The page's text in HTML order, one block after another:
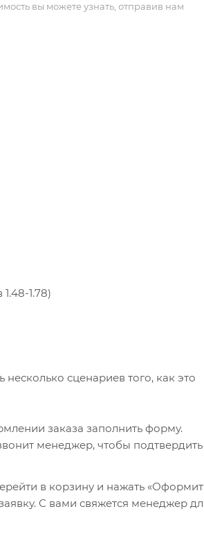
вы можете узнать, отправив нам
1.78)
сценариев того, как это
заказа заполнить форму.
менеджер, чтобы подтвердить
в корзину и нажать
С вами свяжется менеджер